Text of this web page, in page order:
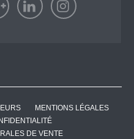
MENTIONS LÉGALES
DE VENTE